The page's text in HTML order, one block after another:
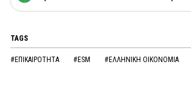
TAGS
#ΕΠΙΚΑΙΡΟΤΗΤΑ #ESM #ΕΛΛΗΝΙΚΗ ΟΙΚΟΝΟΜΙΑ